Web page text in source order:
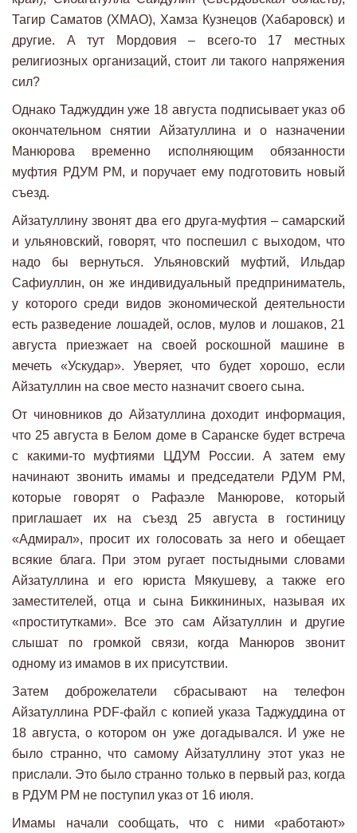
Тагир Саматов (ХМАО), Хамза Кузнецов (Хабаровск) и
другие. А тут Мордовия – всего-то 17 местных
религиозных организаций, стоит ли такого напряжения
сил?
Однако Таджуддин уже 18 августа подписывает указ об
окончательном снятии Айзатуллина и о назначении
Манюрова временно исполняющим обязанности
муфтия РДУМ РМ, и поручает ему подготовить новый
съезд.
Айзатуллину звонят два его друга-муфтия – самарский
и ульяновский, говорят, что поспешил с выходом, что
надо бы вернуться. Ульяновский муфтий, Ильдар
Сафиуллин, он же индивидуальный предприниматель,
у которого среди видов экономической деятельности
есть разведение лошадей, ослов, мулов и лошаков, 21
августа приезжает на своей роскошной машине в
мечеть «Ускудар». Уверяет, что будет хорошо, если
Айзатуллин на свое место назначит своего сына.
От чиновников до Айзатуллина доходит информация,
что 25 августа в Белом доме в Саранске будет встреча
с какими-то муфтиями ЦДУМ России. А затем ему
начинают звонить имамы и председатели РДУМ РМ,
которые говорят о Рафаэле Манюрове, который
приглашает их на съезд 25 августа в гостиницу
«Адмирал», просит их голосовать за него и обещает
всякие блага. При этом ругает постыдными словами
Айзатуллина и его юриста Мякушеву, а также его
заместителей, отца и сына Биккининых, называя их
«проститутками». Все это сам Айзатуллин и другие
слышат по громкой связи, когда Манюров звонит
одному из имамов в их присутствии.
Затем доброжелатели сбрасывают на телефон
Айзатуллина PDF-файл с копией указа Таджуддина от
18 августа, о котором он уже догадывался. И уже не
было странно, что самому Айзатуллину этот указ не
прислали. Это было странно только в первый раз, когда
в РДУМ РМ не поступил указ от 16 июля.
Имамы начали сообщать, что с ними «работают»